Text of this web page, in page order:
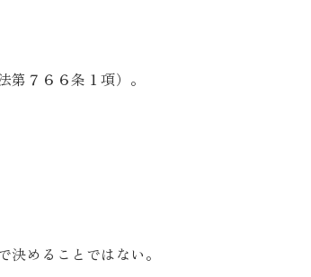
７６６条１項）。
めることではない。